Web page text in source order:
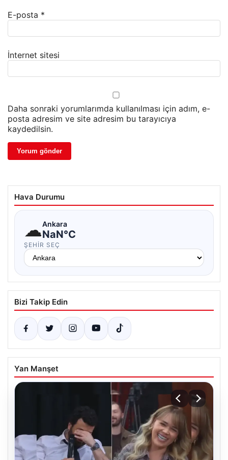
E-posta *
İnternet sitesi
Daha sonraki yorumlarımda kullanılması için adım, e-
posta adresim ve site adresim bu tarayıcıya
kaydedilsin.
Hava Durumu
☁Ankara
NaN°C
ŞEHIR SEÇ
Bizi Takip Edin
Yan Manşet